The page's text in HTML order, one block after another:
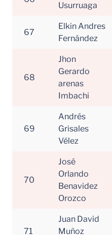
Usurruaga
67
Elkin Andres
Fernández
68
Jhon
Gerardo
arenas
Imbachi
69
Andrés
Grisales
Vélez
70
José
Orlando
Benavidez
Orozco
71
Juan David
Muñoz